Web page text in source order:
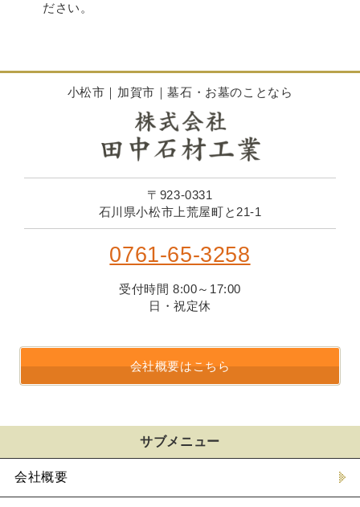
ださい。
小松市｜加賀市｜墓石・お墓のことなら
〒923-0331
石川県小松市上荒屋町と21-1
0761-65-3258
受付時間 8:00～17:00
日・祝定休
会社概要はこちら
サブメニュー
会社概要